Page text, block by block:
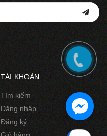
TÀI KHOẢN
Tìm kiếm
Đăng nhập
Đăng ký